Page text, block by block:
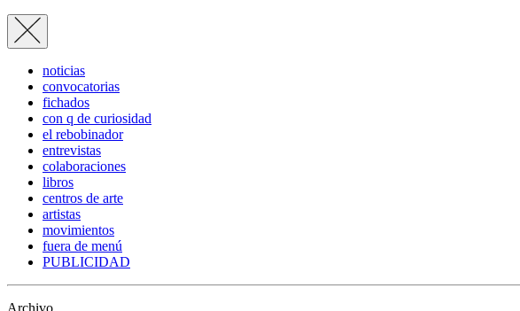
noticias
convocatorias
fichados
con q de curiosidad
el rebobinador
entrevistas
colaboraciones
libros
centros de arte
artistas
movimientos
fuera de menú
PUBLICIDAD
Archivo